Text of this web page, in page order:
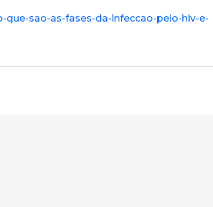
sao-as-fases-da-infeccao-pelo-hiv-e-